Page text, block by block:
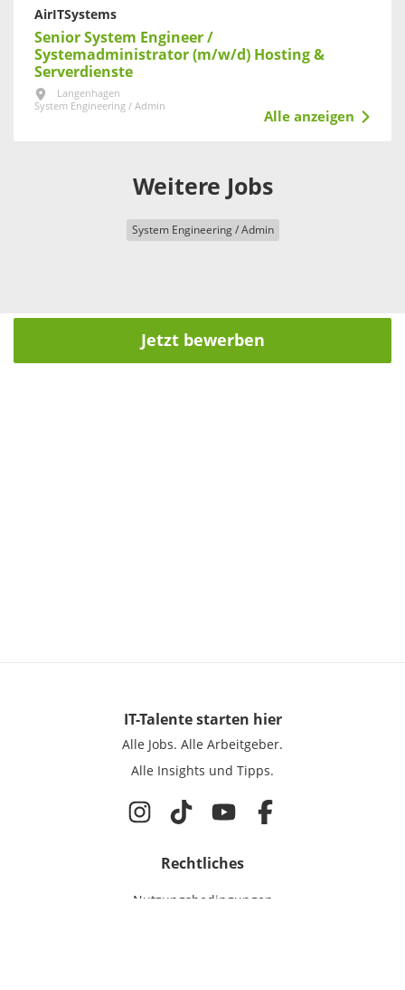
AirITSystems
Senior System Engineer /
Systemadministrator (m/w/d) Hosting &
Serverdienste
Langenhagen
System Engineering / Admin
Alle anzeigen
Weitere Jobs
System Engineering / Admin
Jetzt bewerben
IT-Talentestarten hier
Alle Jobs. Alle Arbeitgeber.
Alle Insights und Tipps.
Rechtliches
Nutzungsbedingungen